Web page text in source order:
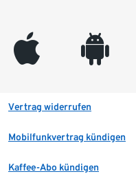
appleinc android
Vertrag widerrufen
Mobilfunkvertrag kündigen
Kaffee-Abo kündigen